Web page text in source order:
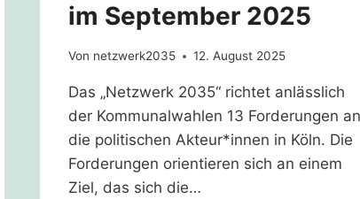
im September 2025
Von netzwerk2035 12. August 2025
Das „Netzwerk 2035“ richtet anlässlich
der Kommunalwahlen 13 Forderungen an
die politischen Akteur*innen in Köln. Die
Forderungen orientieren sich an einem
Ziel, das sich die…